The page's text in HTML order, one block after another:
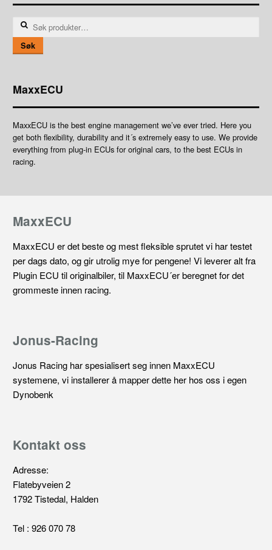
Søk
Søk
MaxxECU
MaxxECU is the best engine management we’ve ever tried. Here you
get both flexibility, durability and it´s extremely easy to use. We provide
everything from plug-in ECUs for original cars, to the best ECUs in
racing.
MaxxECU
MaxxECU er det beste og mest fleksible sprutet vi har testet
per dags dato, og gir utrolig mye for pengene! Vi leverer alt fra
Plugin ECU til originalbiler, til MaxxECU´er beregnet for det
grommeste innen racing.
Jonus-Racing
Jonus Racing har spesialisert seg innen MaxxECU
systemene, vi installerer å mapper dette her hos oss i egen
Dynobenk
Kontakt oss
Adresse:
Flatebyveien 2
1792 Tistedal, Halden
Tel : 926 070 78